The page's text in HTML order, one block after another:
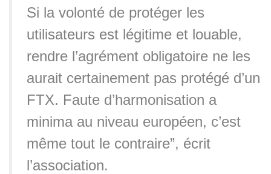
Si la volonté de protéger les
utilisateurs est légitime et louable,
rendre l’agrément obligatoire ne les
aurait certainement pas protégé d’un
FTX. Faute d’harmonisation a
minima au niveau européen, c’est
même tout le contraire”, écrit
l’association.